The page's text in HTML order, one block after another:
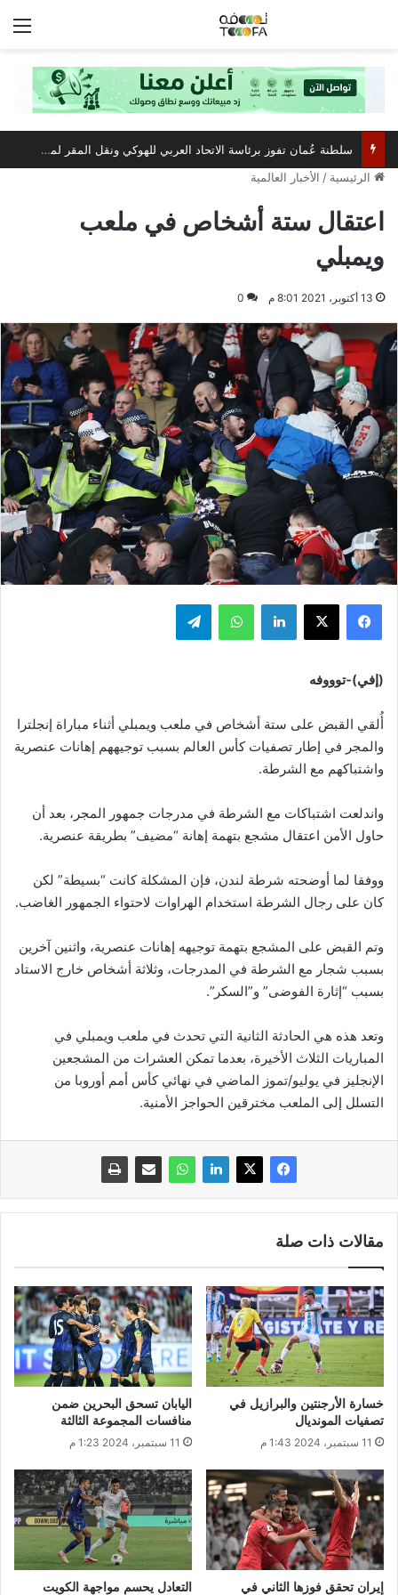
سلطنة عُمان تفوز برئاسة الاتحاد العربي للهوكي ونقل المقر لمسقط
الرئيسية / الأخبار العالمية
اعتقال ستة أشخاص في ملعب
ويمبلي
13 أكتوبر، 2021 8:01 م 0
فيسبوك ‫X لينكدإن واتساب تيلقرام
(إفي)-توووفه
أُلقي القبض على ستة أشخاص في ملعب ويمبلي أثناء مباراة إنجلترا
والمجر في إطار تصفيات كأس العالم بسبب توجيههم إهانات عنصرية
واشتباكهم مع الشرطة.
واندلعت اشتباكات مع الشرطة في مدرجات جمهور المجر، بعد أن
حاول الأمن اعتقال مشجع بتهمة إهانة “مضيف” بطريقة عنصرية.
ووفقا لما أوضحته شرطة لندن، فإن المشكلة كانت “بسيطة” لكن
كان على رجال الشرطة استخدام الهراوات لاحتواء الجمهور الغاضب.
وتم القبض على المشجع بتهمة توجيهه إهانات عنصرية، واثنين آخرين
بسبب شجار مع الشرطة في المدرجات، وثلاثة أشخاص خارج الاستاد
بسبب “إثارة الفوضى” و”السكر”.
وتعد هذه هي الحادثة الثانية التي تحدث في ملعب ويمبلي في
المباريات الثلاث الأخيرة، بعدما تمكن العشرات من المشجعين
الإنجليز في يوليو/تموز الماضي في نهائي كأس أمم أوروبا من
التسلل إلى الملعب مخترقين الحواجز الأمنية.
مقالات ذات صلة
خسارة الأرجنتين والبرازيل في
تصفيات المونديال
11 سبتمبر، 2024 1:43 م
اليابان تسحق البحرين ضمن
منافسات المجموعة الثالثة
11 سبتمبر، 2024 1:23 م
إيران تحقق فوزها الثاني في التعادل يحسم مواجهة الكويت